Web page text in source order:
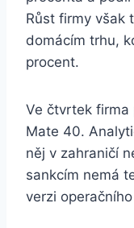
Růst firmy však
domácím trhu,
procent.
Ve čtvrtek firma
Mate 40.
něj v zahraničí
sankcím nemá
verzi